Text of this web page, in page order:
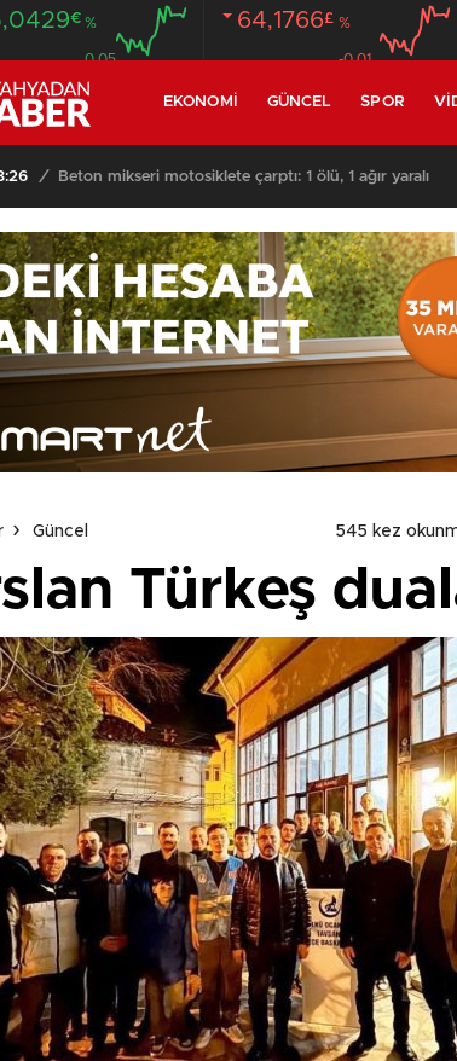
€ %
0.05
64,1766£ %
-0.01
EKONOMI GÜNCEL SPOR
/ HASTANEDEN FİRAR EDEN MAHKUM OTOGARDA
Güncel 545 kez
Türkeş